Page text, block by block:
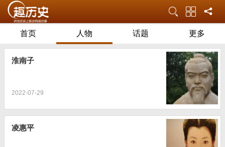
首页 人物 话题 更多
淮南子
2022-07-29
凌惠平